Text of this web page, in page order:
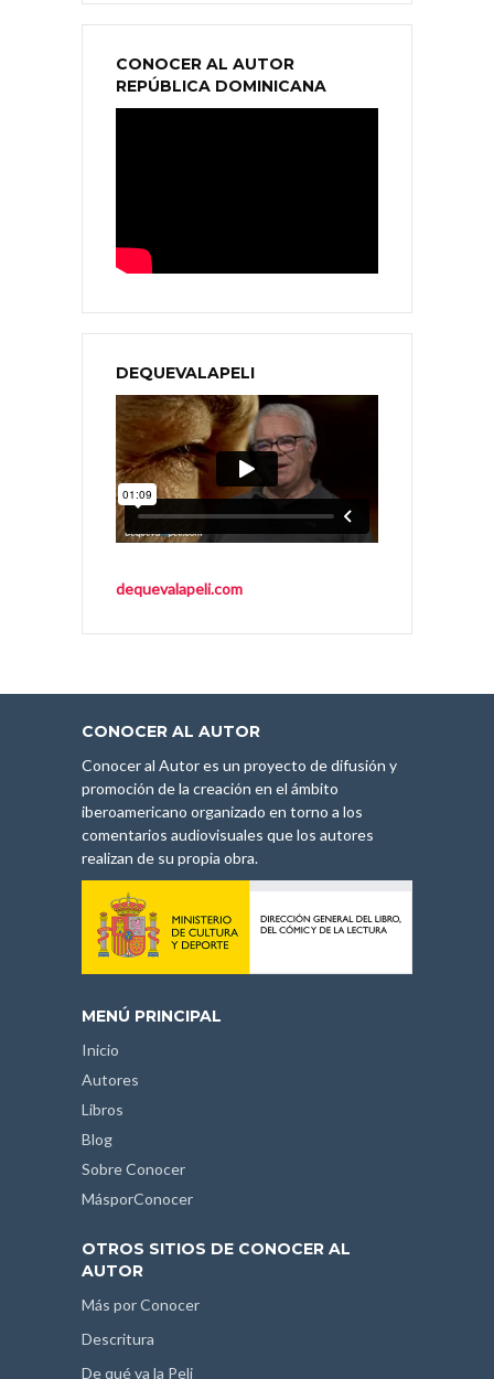
CONOCER AL AUTOR
REPÚBLICA DOMINICANA
DEQUEVALAPELI
dequevalapeli.com
CONOCER AL AUTOR
Conocer al Autor es un proyecto de difusión y
promoción de la creación en el ámbito
iberoamericano organizado en torno a los
comentarios audiovisuales que los autores
realizan de su propia obra.
MENÚ PRINCIPAL
Inicio
Autores
Libros
Blog
Sobre Conocer
MásporConocer
OTROS SITIOS DE CONOCER AL
AUTOR
Más por Conocer
Descritura
De qué va la Peli